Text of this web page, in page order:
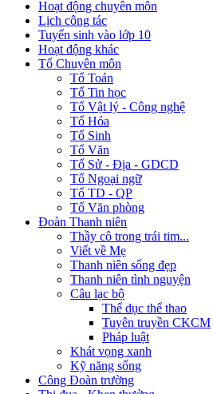
Hoạt động chuyên môn
Lịch công tác
Tuyển sinh vào lớp 10
Hoạt động khác
Tổ Chuyên môn
Tổ Toán
Tổ Tin học
Tổ Vật lý - Công nghệ
Tổ Hóa
Tổ Sinh
Tổ Văn
Tổ Sử - Địa - GDCD
Tổ Ngoại ngữ
Tổ TD - QP
Tổ Văn phòng
Đoàn Thanh niên
Thầy cô trong trái tim...
Viết về Mẹ
Thanh niên sống đẹp
Thanh niên tình nguyện
Câu lạc bộ
Thể dục thể thao
Tuyên truyền CKCM
Pháp luật
Khát vọng xanh
Kỹ năng sống
Công Đoàn trường